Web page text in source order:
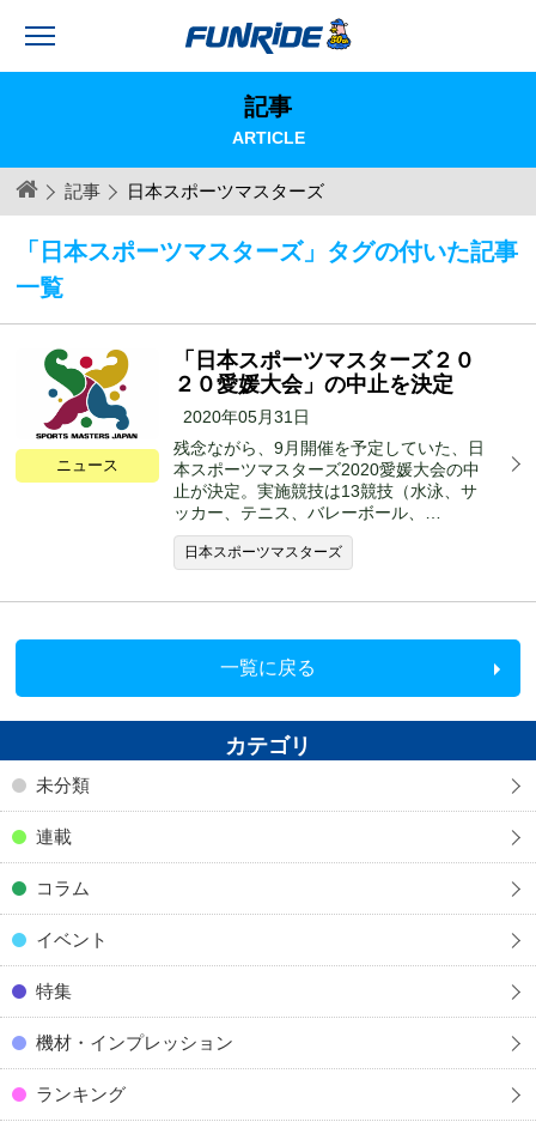
記事
ARTICLE
記事 日本スポーツマスターズ
「日本スポーツマスターズ」タグの付いた記事
一覧
ニュース
「日本スポーツマスターズ２０
２０愛媛大会」の中止を決定
2020年05月31日
残念ながら、9月開催を予定していた、日
本スポーツマスターズ2020愛媛大会の中
止が決定。実施競技は13競技（水泳、サ
ッカー、テニス、バレーボール、…
日本スポーツマスターズ
一覧に戻る
カテゴリ
未分類
連載
コラム
イベント
特集
機材・インプレッション
ランキング